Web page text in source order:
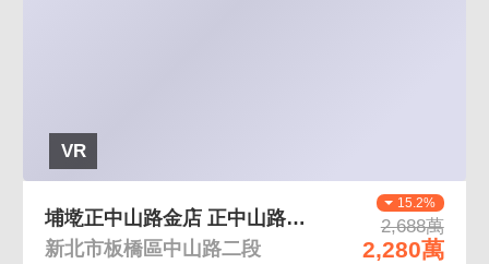
VR
15.2%
2,688萬
2,280萬
埔墘正中山路金店 正中山路、埔墘核心地點
新北市板橋區中山路二段